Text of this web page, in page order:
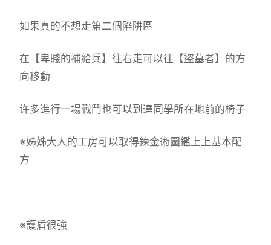
如果真的不想走第二個陷阱區
在【卑賤的補給兵】往右走可以往【盜墓者】的方
向移動
许多進行一場戰鬥也可以到達同學所在地前的椅子
※姊姊大人的工房可以取得鍊金術圖鑑上上基本配
方
※護盾很強